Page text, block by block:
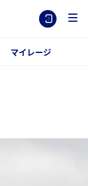
マイレージ